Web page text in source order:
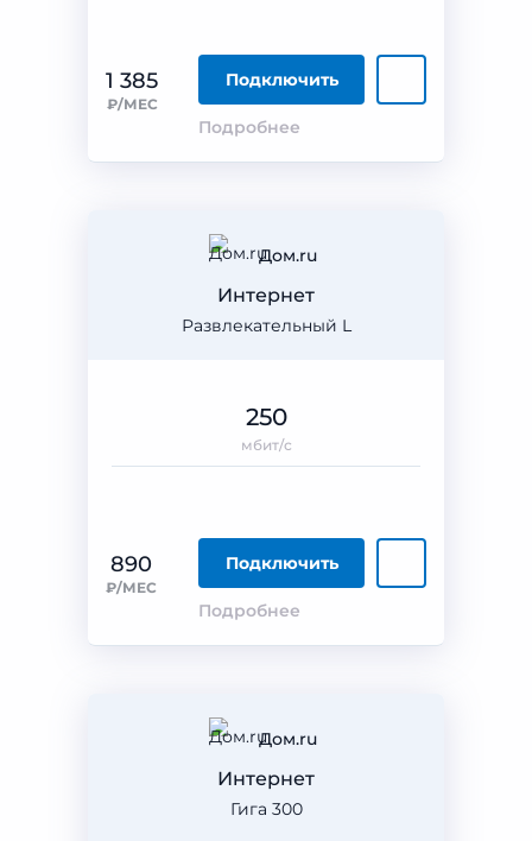
1 385
₽/МЕС
Подключить
Подробнее
Дом.ru
Развлекательный L
Интернет
890
₽/МЕС
Подключить
Подробнее
250
мбит/с
Дом.ru
Гига 300
Интернет